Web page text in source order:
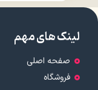
لینک های مهم
صفحه اصلی
فروشگاه